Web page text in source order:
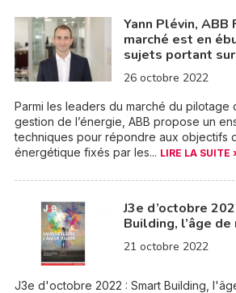
Yann Plévin, ABB
marché est en
sujets portant
26 octobre 2022
Parmi les leaders du marché du pilotage
gestion de l’énergie, ABB propose un
techniques pour répondre aux objectifs
énergétique fixés par les... LIRE LA SUITE
J3e d’octobre
Building, l’âge de
21 octobre 2022
J3e d'octobre 2022 : Smart Building,